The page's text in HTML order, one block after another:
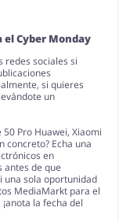
Cyber Monday
redes sociales si
si quieres
un
Pro Huawei, Xiaomi
concreto? Echa una
en
antes de que
una sola oportunidad
MediaMarkt para el
la fecha del